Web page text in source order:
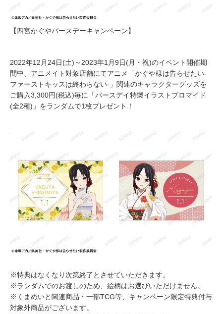
【四宮かぐやバースデーキャンペーン】
2022年12月24日(土)～2023年1月9日(月・祝)のイベント開催期
間中、アニメイト対象店舗にてアニメ「かぐや様は告らせたい-
ファーストキッスは終わらない-」関連のキャラクターグッズを
ご購入3,300円(税込)毎に「バースデイ特製イラストブロマイド
(全2種)」をランダムで1枚プレゼント！
※特典はなくなり次第終了とさせていただきます。
※ランダムでのお渡しのため、絵柄はお選びいただけません。
※くまめいと関連商品・一部TCG等、キャンペーン限定特典付与
対象外商品がございます。